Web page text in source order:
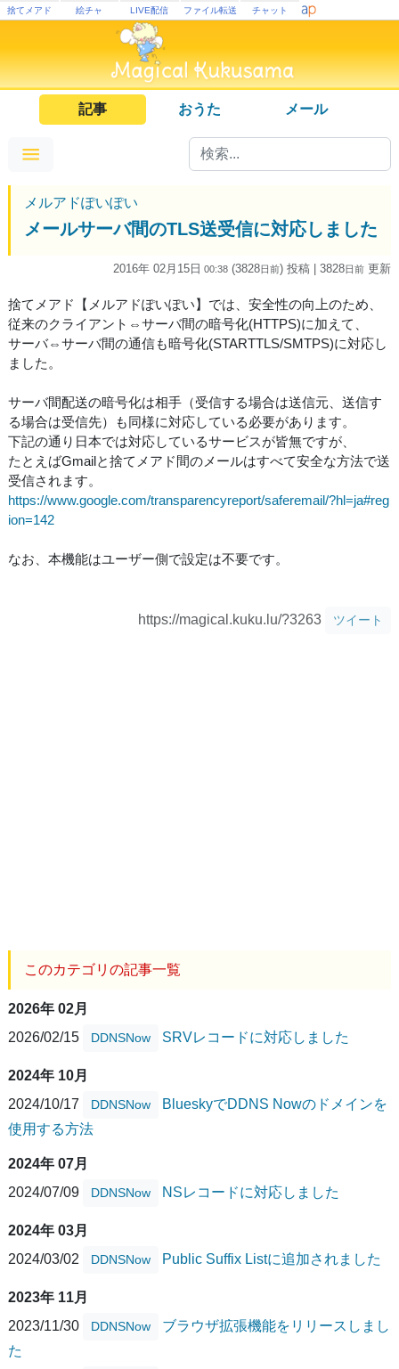
捨てメアド 絵チャ LIVE配信 ファイル転送 チャット
記事 おうた メール
メルアドぽいぽい
メールサーバ間のTLS送受信に対応しました
2016年 02月15日 00:38 (3828日前) 投稿 | 3828日前 更新
捨てメアド【メルアドぽいぽい】では、安全性の向上のため、
従来のクライアント⇔サーバ間の暗号化(HTTPS)に加えて、
サーバ⇔サーバ間の通信も暗号化(STARTTLS/SMTPS)に対応し
ました。
サーバ間配送の暗号化は相手（受信する場合は送信元、送信す
る場合は受信先）も同様に対応している必要があります。
下記の通り日本では対応しているサービスが皆無ですが、
たとえばGmailと捨てメアド間のメールはすべて安全な方法で送
受信されます。
https://www.google.com/transparencyreport/saferemail/?hl=ja#reg
ion=142
なお、本機能はユーザー側で設定は不要です。
https://magical.kuku.lu/?3263 ツイート
このカテゴリの記事一覧
2026年 02月
2026/02/15
DDNSNow SRVレコードに対応しました
2024年 10月
2024/10/17
DDNSNow
BlueskyでDDNS Nowのドメインを
使用する方法
2024年 07月
2024/07/09
DDNSNow NSレコードに対応しました
2024年 03月
2024/03/02
DDNSNow Public Suffix Listに追加されました
2023年 11月
2023/11/30
DDNSNow
ブラウザ拡張機能をリリースしまし
た